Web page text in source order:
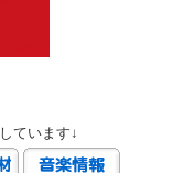
ています↓